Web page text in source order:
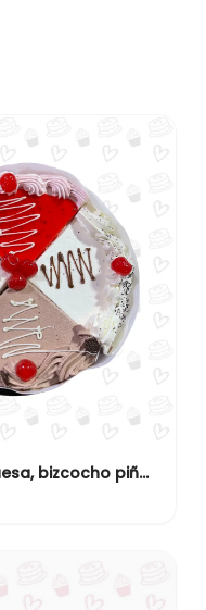
Bizcocho frambuesa, bizcocho piña, chocolate, Amapola